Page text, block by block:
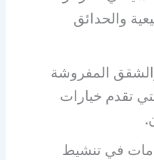
والحدائق
المفروشة
تقدم خيارات
في تنشيط